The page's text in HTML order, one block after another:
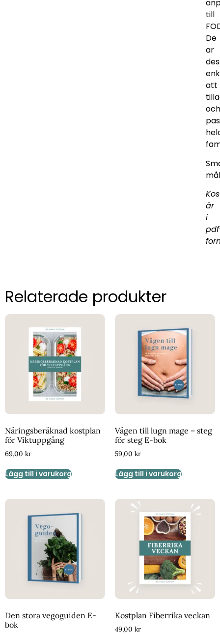
till
De
är
att
och
är
i
Relaterade produkter
Näringsberäknad kostplan
för Viktuppgång
69,00 kr
Lägg till i varukorg
Vägen till lugn mage – steg
för steg E-bok
59,00 kr
Lägg till i varukorg
Den stora vegoguiden E-
bok
Kostplan Fiberrika veckan
49,00 kr